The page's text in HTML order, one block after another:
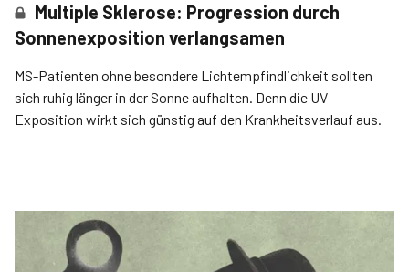
Multiple Sklerose: Progression durch
Sonnenexposition verlangsamen
MS-Patienten ohne besondere Lichtempfindlichkeit sollten
sich ruhig länger in der Sonne aufhalten. Denn die UV-
Exposition wirkt sich günstig auf den Krankheitsverlauf aus.